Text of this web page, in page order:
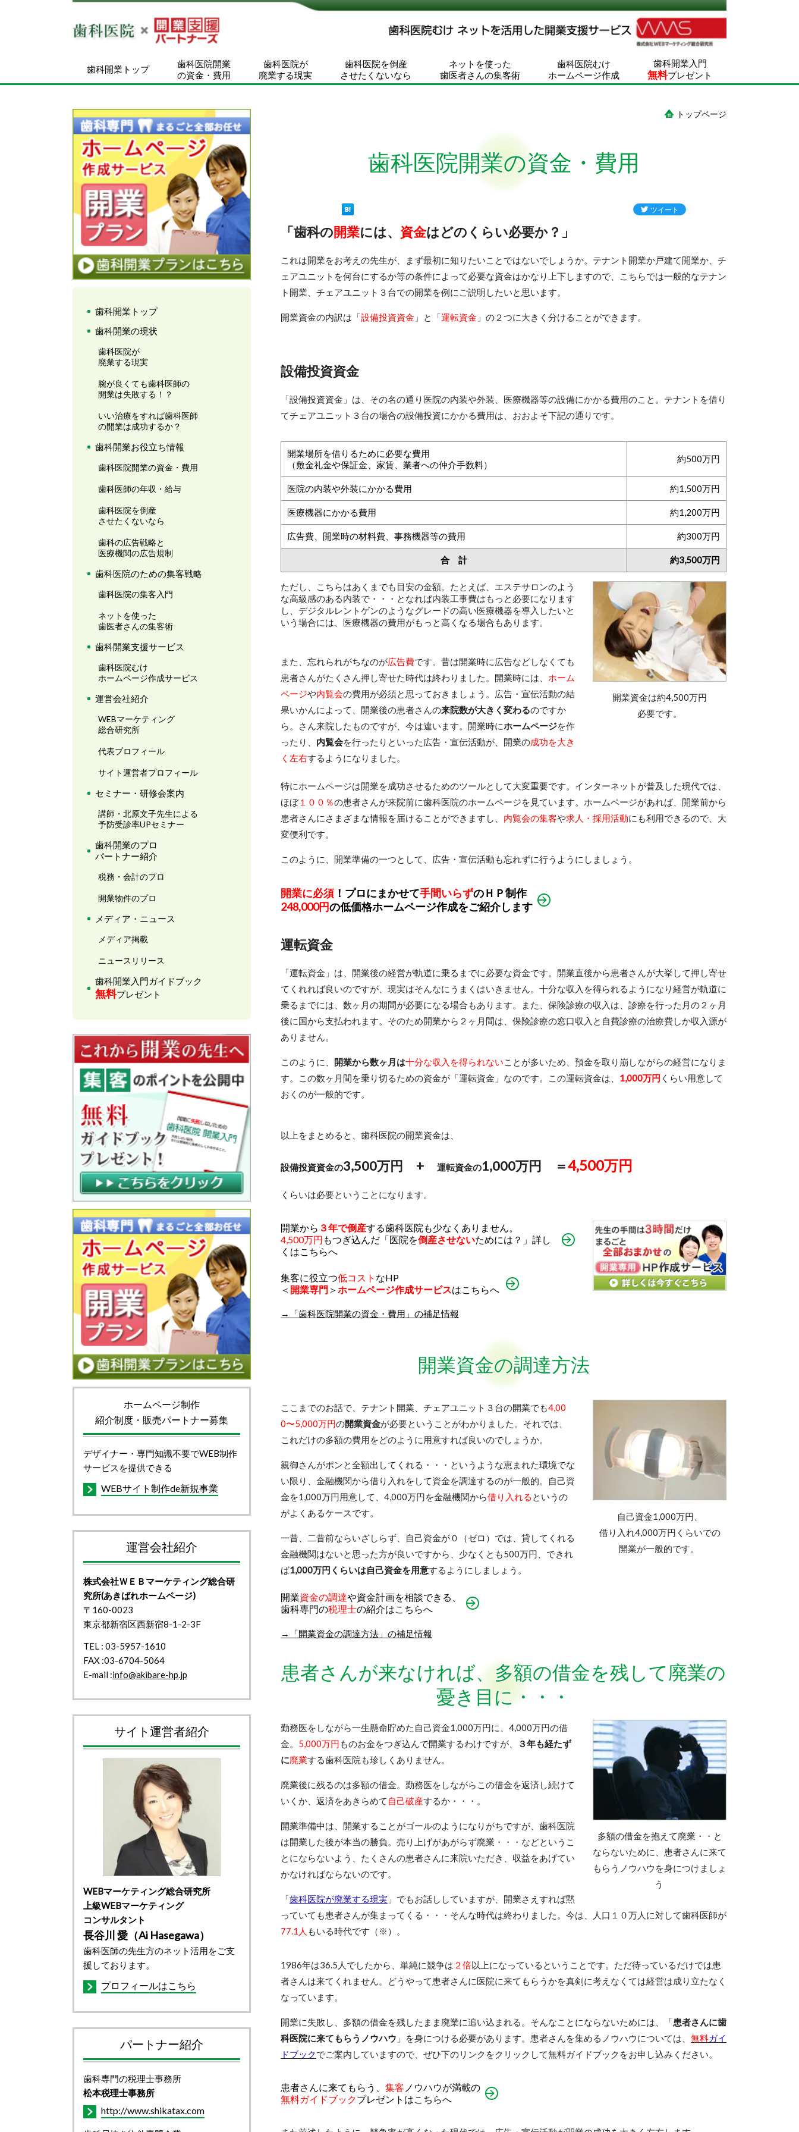
歯科開業トップ
歯科医院開業
の資金・費用
歯科医院が
廃業する現実
歯科医院を倒産
させたくないなら
ネットを使った
歯医者さんの集客術
歯科医院むけ
ホームページ作成
歯科開業入門
無料プレゼント
トップページ
歯科医院開業の資金・費用
「歯科の開業には、 資金はどのくらい必要か？」
これは開業をお考えの先生が、まず最初に知りたいことではないでしょうか。テナント開業か戸建て開業か、チ
ェアユニットを何台にするか等の条件によって必要な資金はかなり上下しますので、こちらでは一般的なテナン
ト開業、チェアユニット３台での開業を例にご説明したいと思います。
開業資金の内訳は「設備投資資金 」と「運転資金 」の２つに大きく分けることができます。
設備投資資金
「設備投資資金」は、その名の通り医院の内装や外装、医療機器等の設備にかかる費用のこと。テナントを借り
てチェアユニット３台の場合の設備投資にかかる費用は、おおよそ下記の通りです。
開業場所を借りるために必要な費用
（敷金礼金や保証金、家賃、業者への仲介手数料）
約500万円
医院の内装や外装にかかる費用 約1,500万円
医療機器にかかる費用 約1,200万円
広告費、開業時の材料費、事務機器等の費用 約300万円
合 計 約3,500万円
開業資金は約4,500万円
必要です。
ただし、こちらはあくまでも目安の金額。たとえば、エステサロンのよう
な高級感のある内装で・・・となれば内装工事費はもっと必要になります
し、デジタルレントゲンのようなグレードの高い医療機器を導入したいと
いう場合には、医療機器の費用がもっと高くなる場合もあります。
また、忘れられがちなのが広告費です。昔は開業時に広告などしなくても
患者さんがたくさん押し寄せた時代は終わりました。開業時には、 ホーム
ページや内覧会の費用が必須と思っておきましょう。広告・宣伝活動の結
果いかんによって、開業後の患者さんの来院数が大きく変わるのですか
ら。さん来院したものですが、今は違います。開業時にホームページを作
ったり、 内覧会を行ったりといった広告・宣伝活動が、開業の成功を大き
く左右するようになりました。
特にホームページは開業を成功させるためのツールとして大変重要です。インターネットが普及した現代では、
ほぼ１００％の患者さんが来院前に歯科医院のホームページを見ています。 ホームページがあれば、開業前から
患者さんにさまざまな情報を届けることができますし、 内覧会の集客や求人・採用活動にも利用できるので、大
変便利です。
このように、開業準備の一つとして、広告・宣伝活動も忘れずに行うようにしましょう。
開業に必須 ！プロにまかせて手間いらずのＨＰ制作
248,000円の低価格ホームページ作成をご紹介します
運転資金
「運転資金」は、開業後の経営が軌道に乗るまでに必要な資金です。開業直後から患者さんが大挙して押し寄せ
てくれれば良いのですが、現実はそんなにうまくはいきません。十分な収入を得られるようになり経営が軌道に
乗るまでには、数ヶ月の期間が必要になる場合もあります。
また、保険診療の収入は、診療を行った月の２ヶ月
後に国から支払われます。そのため開業から２ヶ月間は、保険診療の窓口収入と自費診療の治療費しか収入源が
ありません。
このように、 開業から数ヶ月は十分な収入を得られないことが多いため、預金を取り崩しながらの経営になりま
す。この数ヶ月間を乗り切るための資金が「運転資金」なのです。この運転資金は、 1,000万円 くらい用意して
おくのが一般的です。
以上をまとめると、歯科医院の開業資金は、
設備投資資金の3,500万円 + 運転資金の1,000万円 ＝4,500万円
くらいは必要ということになります。
開業から ３年で倒産する歯科医院も少なくありません。
4,500万円 もつぎ込んだ「医院を倒産させないためには？」詳し
くはこちらへ
集客に役立つ低コスト なHP
＜ 開業専門 ＞ ホームページ作成サービスはこちらへ
→「歯科医院開業の資金・費用」の補足情報
開業資金の調達方法
自己資金1,000万円、
借り入れ4,000万円くらいでの
開業が一般的です。
ここまでのお話で、テナント開業、チェアユニット３台の開業でも4,00
0〜5,000万円の開業資金が必要ということがわかりました。それでは、
これだけの多額の費用をどのように用意すれば良いのでしょうか。
親御さんがポンと全額出してくれる・・・というような恵まれた環境でな
い限り、金融機関から借り入れをして資金を調達するのが一般的。
自己資
金を1,000万円用意して、4,000万円を金融機関から借り入れる というの
がよくあるケースです。
一昔、二昔前ならいざしらず、自己資金が０（ゼロ）では、貸してくれる
金融機関はないと思った方が良いですから、少なくとも500万円、できれ
ば1,000万円くらいは自己資金を用意するようにしましょう。
開業資金の調達や資金計画を相談できる、
歯科専門の税理士の紹介はこちらへ
→「開業資金の調達方法」の補足情報
患者さんが来なければ、多額の借金を残して廃業の
憂き目に・・・
多額の借金を抱えて廃業・・と
ならないために、患者さんに来て
もらうノウハウを身につけましょ
う
勤務医をしながら一生懸命貯めた自己資金1,000万円に、4,000万円の借
金。 5,000万円 ものお金をつぎ込んで開業するわけですが、
３年も経たず
に廃業する歯科医院も珍しくありません。
廃業後に残るのは多額の借金。勤務医をしながらこの借金を返済し続けて
いくか、返済をあきらめて 自己破産するか・・・。
開業準備中は、開業することがゴールのようになりがちですが、歯科医院
は開業した後が本当の勝負。売り上げがあがらず廃業・・・などというこ
とにならないよう、たくさんの患者さんに来院いただき、収益をあげてい
かなければならないのです。
「歯科医院が廃業する現実 」でもお話ししていますが、開業さえすれば黙
っていても患者さんが集まってくる・・・そんな時代は終わりました。 今は、人口１０万人に対して歯科医師が
77.1人 もいる時代です（※）。
1986年は36.5人でしたから、単純に競争は ２倍以上になっているということです。ただ待っているだけでは患
者さんは来てくれません。どうやって患者さんに医院に来てもらうかを真剣に考えなくては経営は成り立たなく
なっています。
開業に失敗し、多額の借金を残したまま廃業に追い込まれる。そんなことにならないためには、「患者さんに歯
科医院に来てもらうノウハウ 」を身につける必要があります。患者さんを集めるノウハウについては、 無料ガイ
ドブックでご案内していますので、ぜひ下のリンクをクリックして無料ガイドブックをお申し込みください。
患者さんに来てもらう、 集客 ノウハウが満載の
無料ガイドブックプレゼントはこちらへ
歯科開業トップ
歯科開業の現状
歯科医院が
廃業する現実
腕が良くても歯科医師の
開業は失敗する！？
いい治療をすれば歯科医師
の開業は成功するか？
歯科開業お役立ち情報
歯科医院開業の資金・費用
歯科医師の年収・給与
歯科医院を倒産
させたくないなら
歯科の広告戦略と
医療機関の広告規制
歯科医院のための集客戦略
歯科医院の集客入門
ネットを使った
歯医者さんの集客術
歯科開業支援サービス
歯科医院むけ
ホームページ作成サービス
運営会社紹介
WEBマーケティング
総合研究所
代表プロフィール
サイト運営者プロフィール
セミナー・研修会案内
講師・北原文子先生による
予防受診率UPセミナー
歯科開業のプロ
パートナー紹介
税務・会計のプロ
開業物件のプロ
メディア・ニュース
メディア掲載
ニュースリリース
歯科開業入門ガイドブック
無料プレゼント
ホームページ制作
紹介制度・販売パートナー募集
デザイナー・専門知識不要でWEB制作
サービスを提供できる
WEBサイト制作de新規事業
運営会社紹介
株式会社ＷＥＢ マーケティング総合研
究所(あきばれホームページ)
〒160-0023
東京都新宿区西新宿8-1-2-3F
TEL : 03-5957-1610
FAX :03-6704-5064
E-mail :info@akibare-hp.jp
サイト運営者紹介
WEBマーケティング総合研究所
上級WEBマーケティング
コンサルタント
長谷川 愛（Ai Hasegawa）
歯科医師の先生方のネット活用をご支
援しております。
プロフィールはこちら
パートナー紹介
歯科専門の税理士事務所
松本税理士事務所
http://www.shikatax.com